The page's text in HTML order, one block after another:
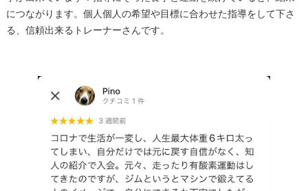
につながります。個人個人の希望や目標に合わせた指導をして下さ
る、信頼出来るトレーナーさんです。